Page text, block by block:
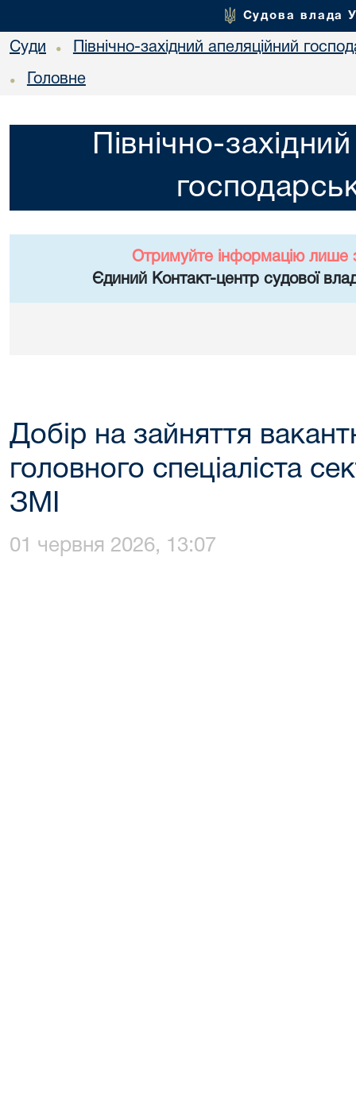
Судова влада
Суди • Північно-західний апеляційний
• Головне
Північно-
Отримуйте інформацію лише
Єдиний Контакт-центр судової
Добір на зайняття
головного спеціаліста
ЗМІ
01 червня 2026, 13:07